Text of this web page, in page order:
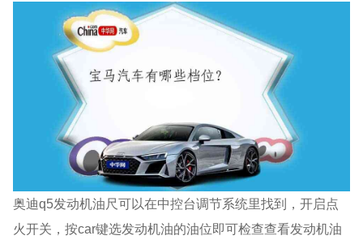
奥迪q5发动机油尺可以在中控台调节系统里找到，开启点
火开关，按car键选发动机油的油位即可检查查看发动机油